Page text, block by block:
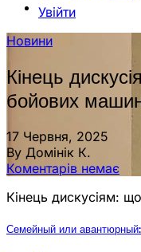
Увійти
Новини
Кінець
бойових
17 Червня, 2025
By Домінік К.
Коментарів немає
Кінець дискусіям:
Семейный или